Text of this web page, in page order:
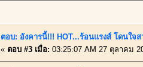
ตอบ: อังคารนี้!!! HOT...ร้อนแรงส์ โดนใจ
« ตอบ #3 เมื่อ: 03:25:07 AM 27 ตุลาคม